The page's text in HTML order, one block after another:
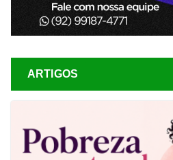
ARTIGOS